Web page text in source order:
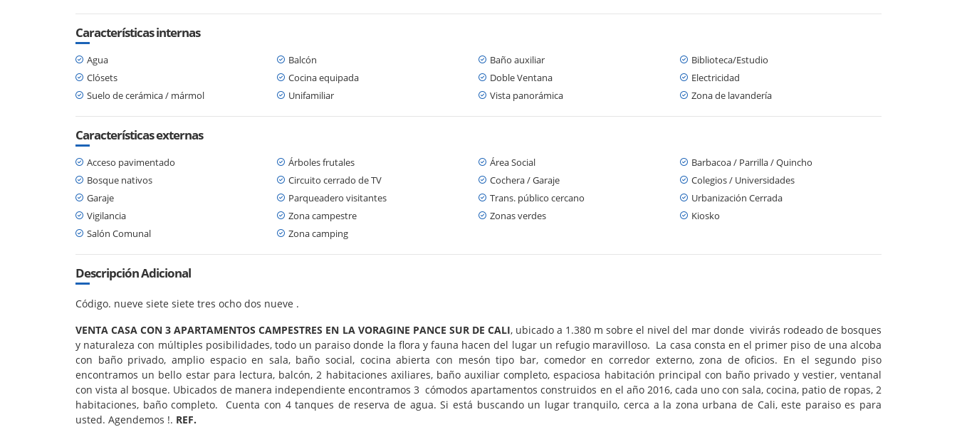
Características internas
Agua Balcón Baño auxiliar
Biblioteca/Estudio
Clósets
Cocina equipada Doble Ventana
Electricidad
Suelo de cerámica / mármol
Unifamiliar Vista panorámica Zona de lavandería
Características externas
Acceso pavimentado Árboles frutales Área Social
Barbacoa / Parrilla / Quincho
Bosque nativos
Circuito cerrado de TV Cochera / Garaje
Colegios / Universidades
Garaje
Parqueadero visitantes Trans. público cercano
Urbanización Cerrada
Vigilancia
Zona campestre Zonas verdes
Kiosko
Salón Comunal
Zona camping
Descripción Adicional
Código. nueve siete siete tres ocho dos nueve .
VENTA CASA CON 3 APARTAMENTOS CAMPESTRES EN LA VORAGINE PANCE SUR DE CALI, ubicado a 1.380 m sobre el nivel del mar donde vivirás rodeado de bosques
y naturaleza con múltiples posibilidades, todo un paraiso donde la flora y fauna hacen del lugar un refugio maravilloso. La casa consta en el primer piso de una alcoba
con baño privado, amplio espacio en sala, baño social, cocina abierta con mesón tipo bar, comedor en corredor externo, zona de oficios. En el segundo piso
encontramos un bello estar para lectura, balcón, 2 habitaciones axiliares, baño auxiliar completo, espaciosa habitación principal con baño privado y vestier, ventanal
con vista al bosque. Ubicados de manera independiente encontramos 3 cómodos apartamentos construidos en el año 2016, cada uno con sala, cocina, patio de ropas, 2
habitaciones, baño completo. Cuenta con 4 tanques de reserva de agua. Si está buscando un lugar tranquilo, cerca a la zona urbana de Cali, este paraiso es para
usted. Agendemos !. REF.